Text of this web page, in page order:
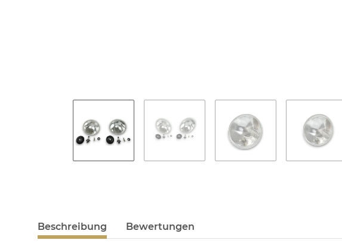
Beschreibung Bewertungen